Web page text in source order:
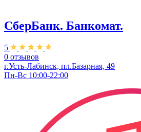
СберБанк. Банкомат.
5
0 отзывов
г.Усть-Лабинск, пл.​Базарная, 49
Пн-Вс 10:00-22:00